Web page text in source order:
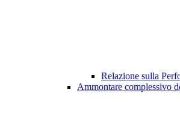
Relazione sulla
Ammontare complessivo